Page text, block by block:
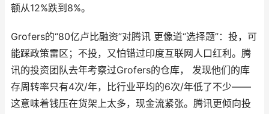
额从12%跌到8%。
Grofers的“80亿卢比融资”对腾讯 更像道“选择题”：投，可
能踩政策雷区；不投，又怕错过印度互联网人口红利。腾
讯的投资团队去年考察过Grofers的仓库， 发现他们的库
存周转率只有4次/年，比行业平均的6次/年低了不少——
这意味着钱压在货架上太多，现金流紧张。腾讯更倾向投